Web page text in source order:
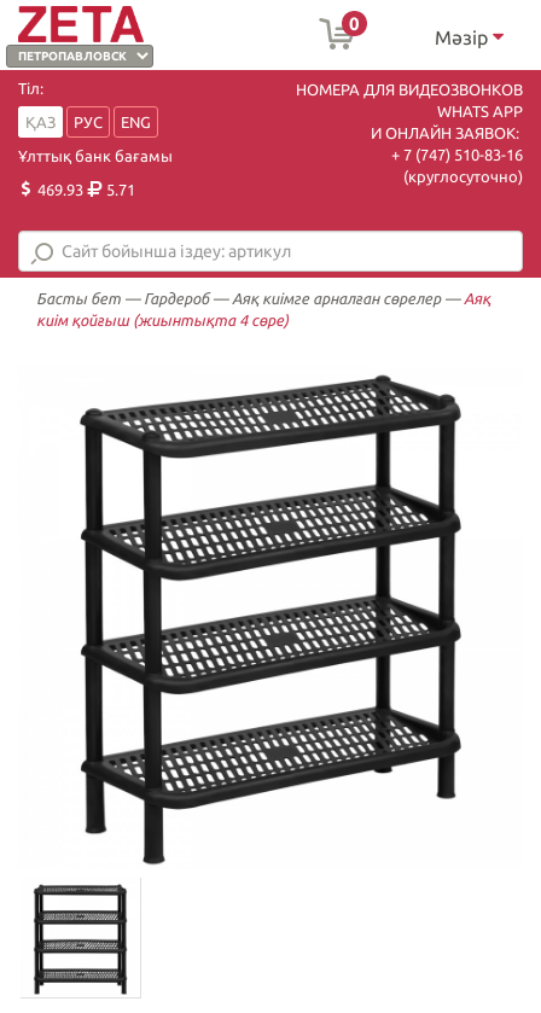
0
Мәзір
Тіл:
ҚАЗ
РУС
ENG
Ұлттық банк бағамы
469.93
5.71
НОМЕРА ДЛЯ ВИДЕОЗВОНКОВ
WHATS APP
И ОНЛАЙН ЗАЯВОК:
+ 7 (747) 510-83-16
(круглосуточно)
Басты бет — Гардероб— Аяқ киімге арналған сөрелер— Аяқ
киім қойғыш (жиынтықта 4 сөре)